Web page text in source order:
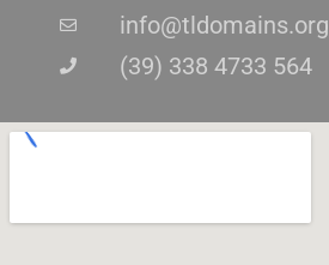
info@tldomains.org
(39) 338 4733 564